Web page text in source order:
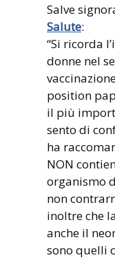
Salve
Salute:
“Si ricorda
donne nel
position
il più
sento di
ha
NON
organismo
non
inoltre che
anche il
sono quelli